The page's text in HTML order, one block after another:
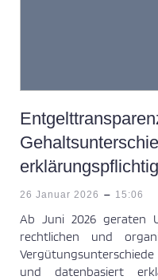
erklärungspflichtig
26 Januar 2026 - 15:06
Ab Juni 2026 geraten
rechtlichen und
und datenbasiert